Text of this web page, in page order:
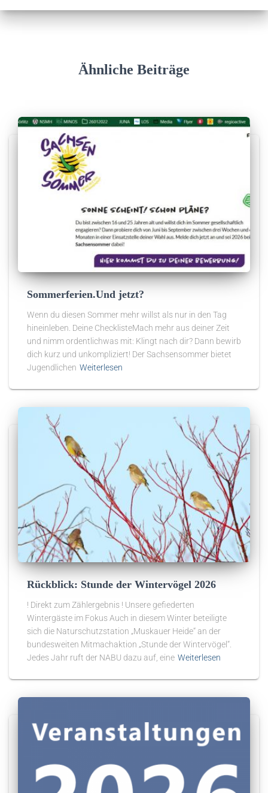
Ähnliche Beiträge
Sommerferien.Und jetzt?
Wenn du diesen Sommer mehr willst als nur in den Tag
hineinleben. Deine ChecklisteMach mehr aus deiner Zeit
und nimm ordentlichwas mit: Klingt nach dir? Dann bewirb
dich kurz und unkompliziert! Der Sachsensommer bietet
Jugendlichen Weiterlesen
Rückblick: Stunde der Wintervögel 2026
! Direkt zum Zählergebnis ! Unsere gefiederten
Wintergäste im Fokus Auch in diesem Winter beteiligte
sich die Naturschutzstation „Muskauer Heide“ an der
bundesweiten Mitmachaktion „Stunde der Wintervögel“.
Jedes Jahr ruft der NABU dazu auf, eine Weiterlesen